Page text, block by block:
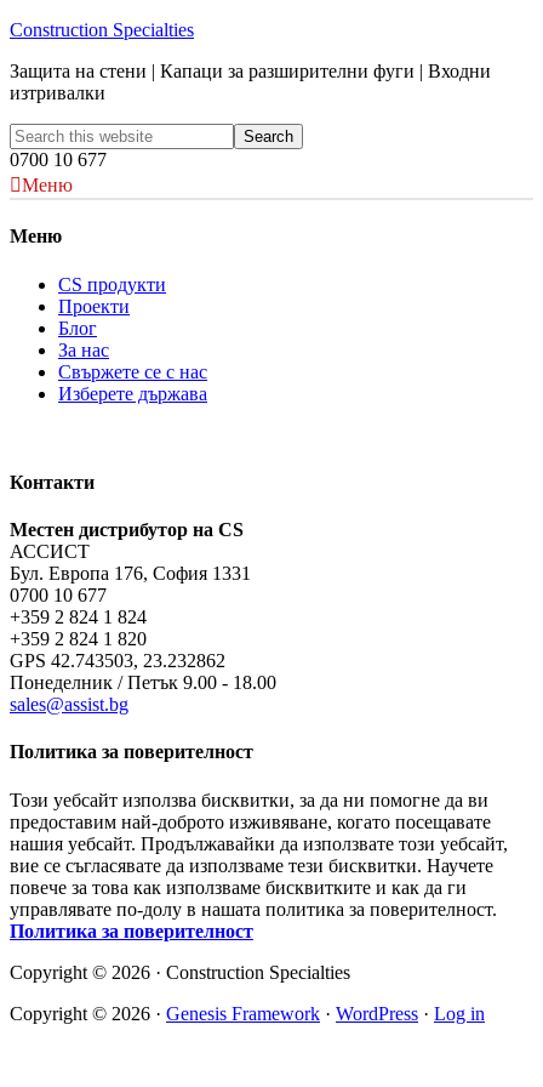
Construction Specialties
Защита на стени | Капаци за разширителни фуги | Входни
изтривалки
0700 10 677
Меню
Меню
CS продукти
Проекти
Блог
За нас
Свържете се с нас
Изберете държава
Контакти
Местен дистрибутор на CS
АССИСТ
Бул. Европа 176, София 1331
0700 10 677
+359 2 824 1 824
+359 2 824 1 820
GPS 42.743503, 23.232862
Понеделник / Петък 9.00 - 18.00
sales@assist.bg
Политика за поверителност
Този уебсайт използва бисквитки, за да ни помогне да ви
предоставим най-доброто изживяване, когато посещавате
нашия уебсайт. Продължавайки да използвате този уебсайт,
вие се съгласявате да използваме тези бисквитки. Научете
повече за това как използваме бисквитките и как да ги
управлявате по-долу в нашата политика за поверителност.
Политика за поверителност
Copyright © 2026 · Construction Specialties
Copyright © 2026 · Genesis Framework · WordPress · Log in